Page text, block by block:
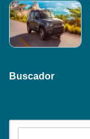
Buscador